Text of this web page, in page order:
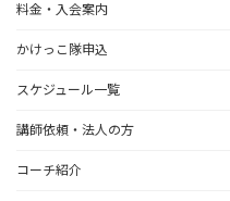
料金・入会案内
かけっこ隊申込
スケジュール一覧
講師依頼・法人の方
コーチ紹介